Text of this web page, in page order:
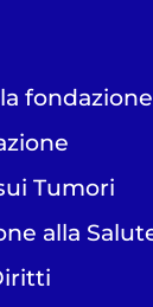
fondazione
Tumori
alla